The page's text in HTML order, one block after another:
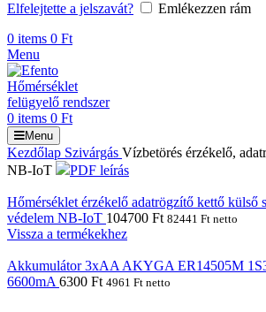
Elfelejtette a jelszavát?
Emlékezzen rám
0 items 0 Ft
Menu
0 items 0 Ft
Menu
Kezdőlap Szivárgás Vízbetörés érzékelő,
NB-IoT
PDF leírás
Hőmérséklet érzékelő adatrögzítő kettő külső
védelem NB-IoT 104700 Ft 82441 Ft netto
Vissza a termékekhez
Akkumulátor 3xAA AKYGA ER14505M
6600mA 6300 Ft 4961 Ft netto